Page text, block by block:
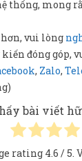
thống, mong
vui lòng
kiến đóng góp,
, Zalo,
bài viết
rating 4.6 / 5.